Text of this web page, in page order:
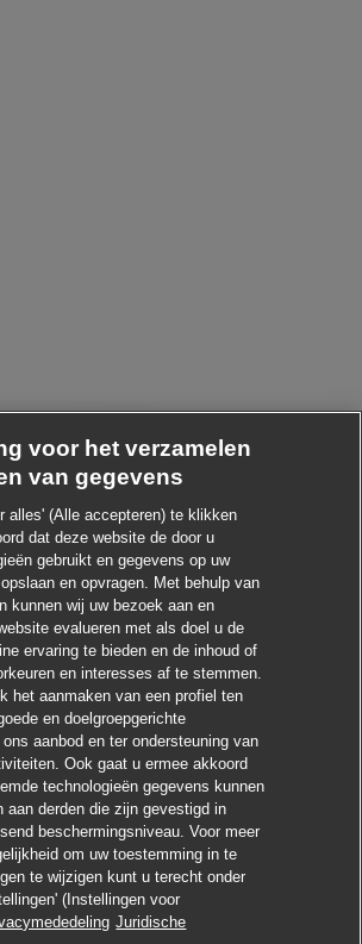
Solliciteren
voor het verzamelen
van gegevens
alles' (Alle accepteren) te klikken
dat deze website de door u
gebruikt en gegevens op uw
en opvragen. Met behulp van
kunnen wij uw bezoek aan en
evalueren met als doel u de
ervaring te bieden en de inhoud of
en interesses af te stemmen.
het aanmaken van een profiel ten
en doelgroepgerichte
aanbod en ter ondersteuning van
Ook gaat u ermee akkoord
technologieën gegevens kunnen
aan derden die zijn gevestigd in
beschermingsniveau. Voor meer
om uw toestemming in te
te wijzigen kunt u terecht onder
(Instellingen voor
Juridische
in deze baan? Chatbot-melding sluiten
zoeken